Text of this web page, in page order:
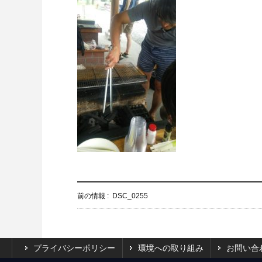
前の情報 : DSC_0255
プライバシーポリシー 環境への取り組み お問い合